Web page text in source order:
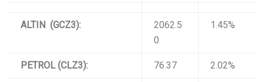
ALTIN (GCZ3):
2062.5
0
1.45%
PETROL (CLZ3): 76.37 2.02%